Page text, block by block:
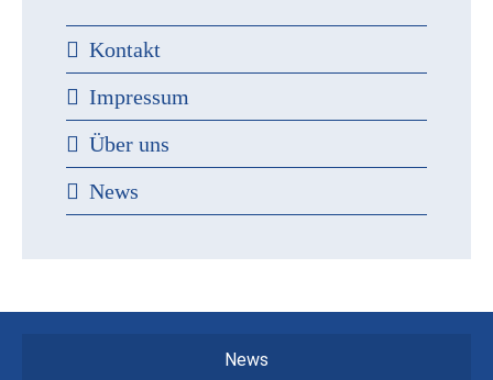
Kontakt
Impressum
Über uns
News
News